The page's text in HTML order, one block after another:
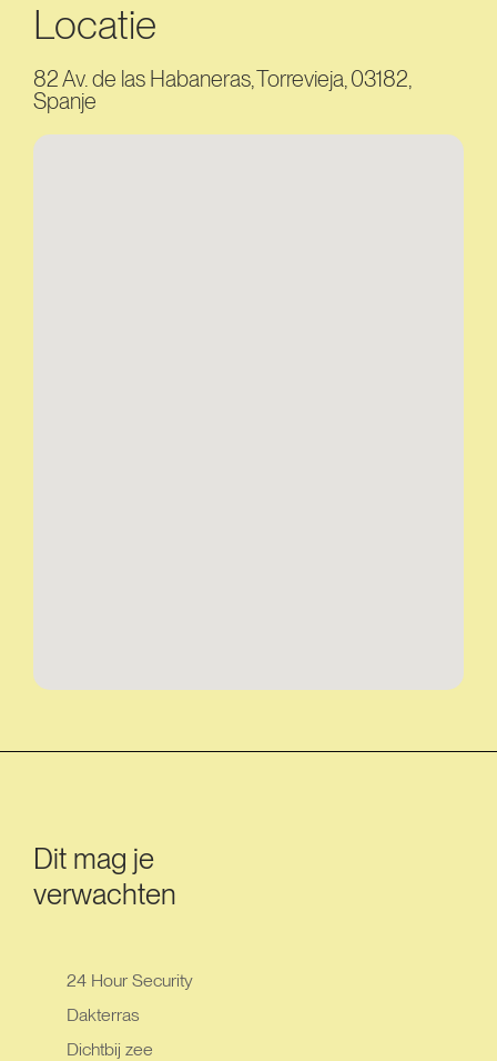
Locatie
82 Av. de las Habaneras, Torrevieja, 03182,
Spanje
Dit mag je
verwachten
24 Hour Security
Dakterras
Dichtbij zee